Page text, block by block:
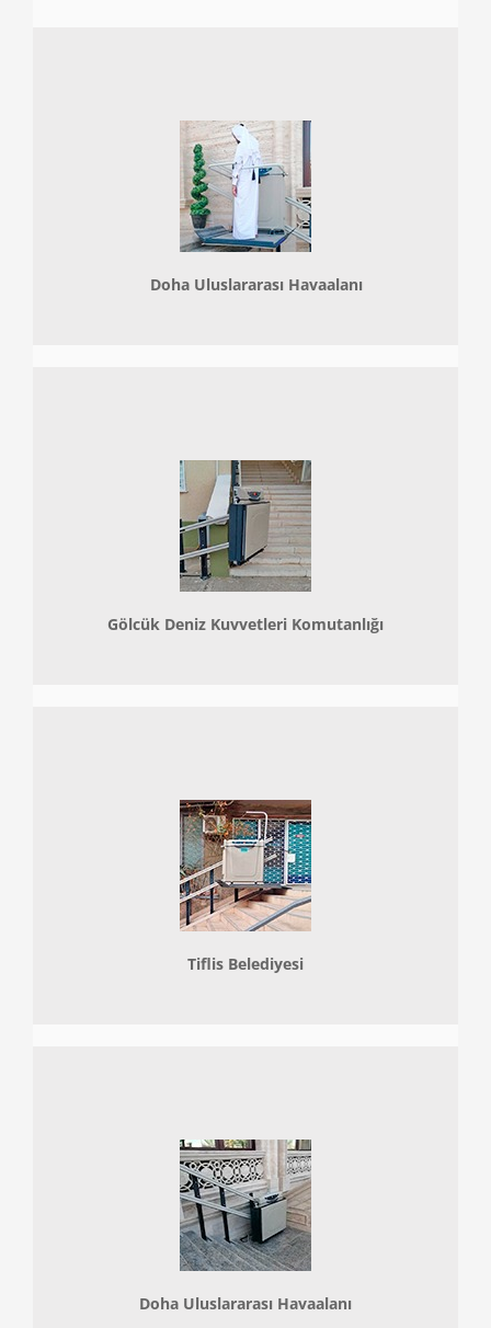
Doha Uluslararası Havaalanı
Gölcük Deniz Kuvvetleri Komutanlığı
Tiflis Belediyesi
Doha Uluslararası Havaalanı